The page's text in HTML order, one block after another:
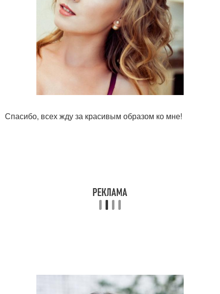
Спасибо, всех жду за красивым образом ко мне!